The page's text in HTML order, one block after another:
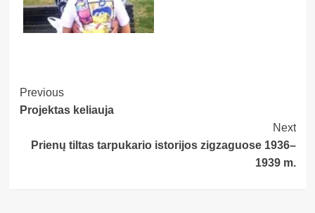
Post
Navigation
Previous
Projektas keliauja
Next
Prienų tiltas tarpukario istorijos zigzaguose 1936–
1939 m.